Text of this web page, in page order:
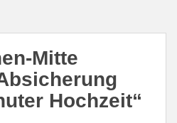
Mitte
Hochzeit“